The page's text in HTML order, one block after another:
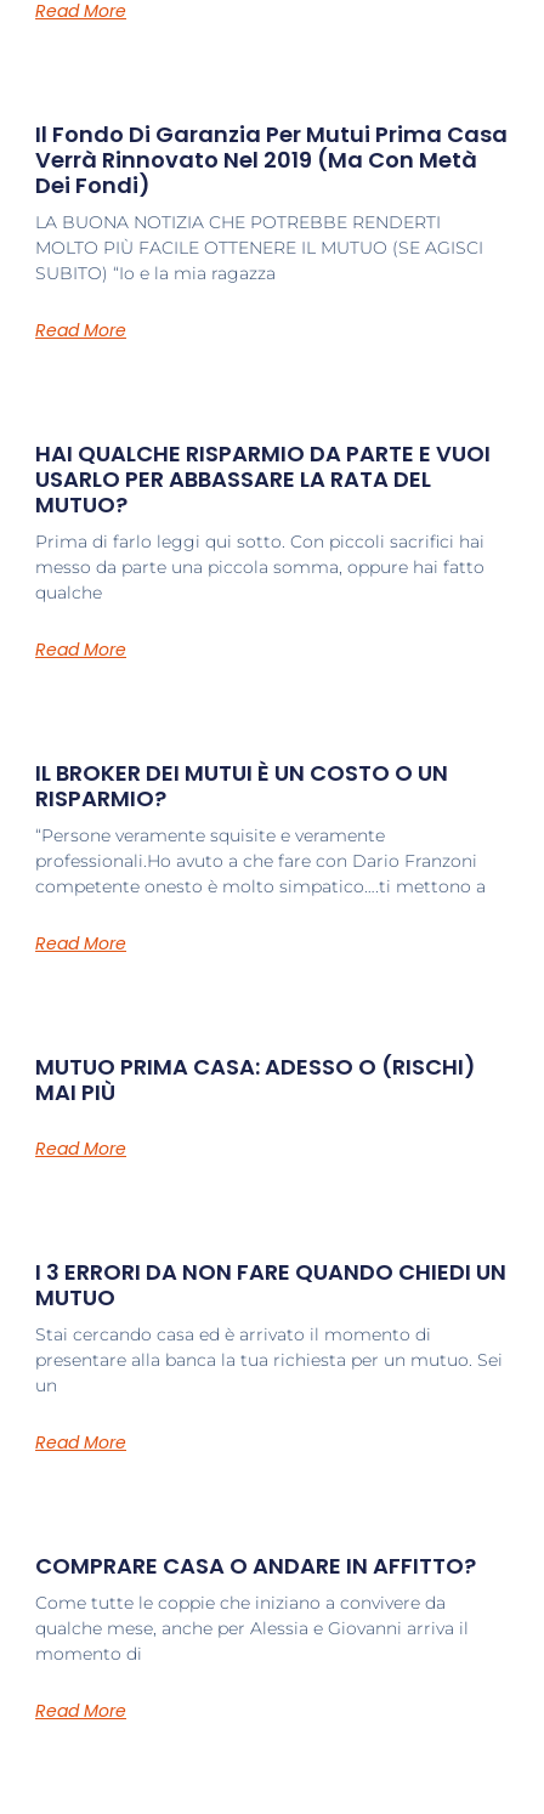
Read More
Il Fondo Di Garanzia Per Mutui Prima Casa
Verrà Rinnovato Nel 2019 (ma Con Metà
Dei Fondi)
LA BUONA NOTIZIA CHE POTREBBE RENDERTI
MOLTO PIÙ FACILE OTTENERE IL MUTUO (SE AGISCI
SUBITO) “Io e la mia ragazza
Read More
HAI QUALCHE RISPARMIO DA PARTE E VUOI
USARLO PER ABBASSARE LA RATA DEL
MUTUO?
Prima di farlo leggi qui sotto. Con piccoli sacrifici hai
messo da parte una piccola somma, oppure hai fatto
qualche
Read More
IL BROKER DEI MUTUI È UN COSTO O UN
RISPARMIO?
“Persone veramente squisite e veramente
professionali.Ho avuto a che fare con Dario Franzoni
competente onesto è molto simpatico….ti mettono a
Read More
MUTUO PRIMA CASA: ADESSO O (RISCHI)
MAI PIÙ
Read More
I 3 ERRORI DA NON FARE QUANDO CHIEDI UN
MUTUO
Stai cercando casa ed è arrivato il momento di
presentare alla banca la tua richiesta per un mutuo. Sei
un
Read More
COMPRARE CASA O ANDARE IN AFFITTO?
Come tutte le coppie che iniziano a convivere da
qualche mese, anche per Alessia e Giovanni arriva il
momento di
Read More